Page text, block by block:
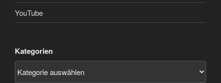
YouTube
Kategorien